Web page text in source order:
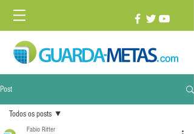
Post
Todos os posts
Fabio Ritter